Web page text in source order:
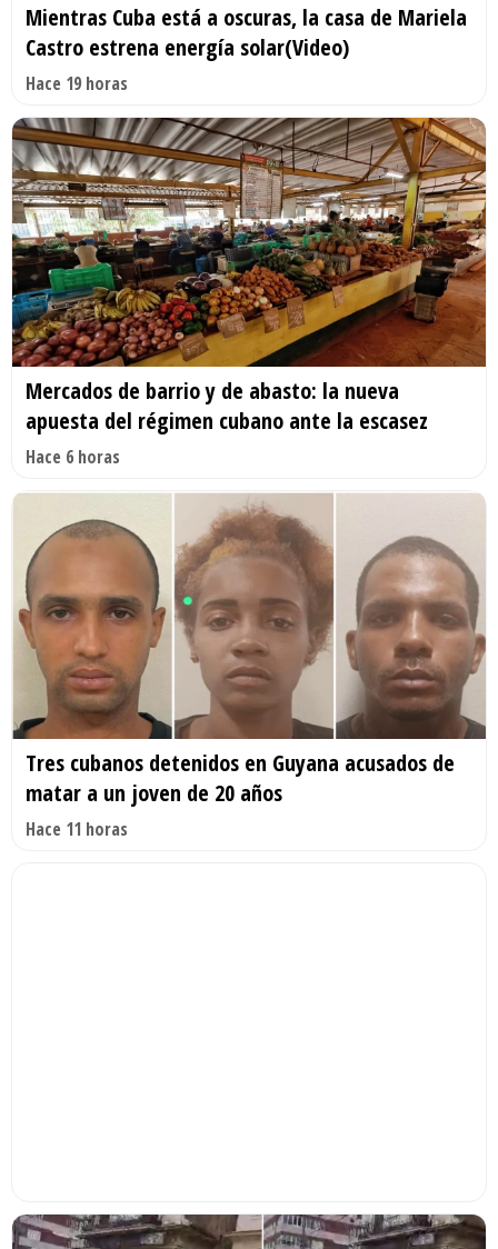
Mientras Cuba está a oscuras, la casa de Mariela
Castro estrena energía solar(Video)
Hace 19 horas
Mercados de barrio y de abasto: la nueva
apuesta del régimen cubano ante la escasez
Hace 6 horas
Tres cubanos detenidos en Guyana acusados de
matar a un joven de 20 años
Hace 11 horas